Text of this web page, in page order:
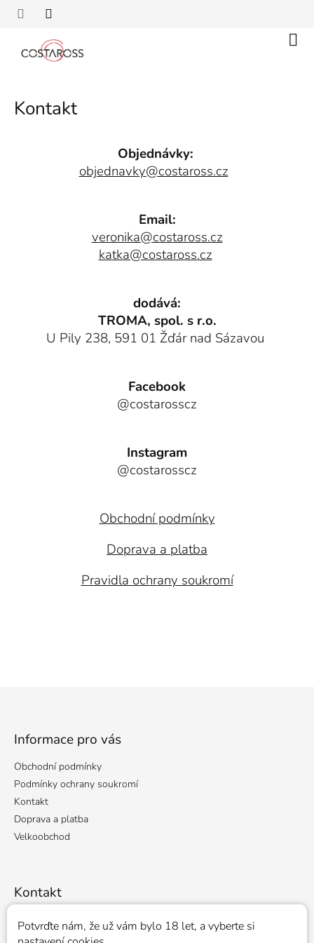
Potvrďte nám​​, že už vám bylo 18 let, a vyberte si
Přejít
Kontakt
Objednávky:
objednavky@costaross.cz
Email:
veronika@costaross.cz
katka@costaross.cz
dodává:
TROMA, spol. s r.o.
U Pily 238, 591 01 Žďár nad Sázavou
Facebook
@costarosscz
Instagram
@costarosscz
Obchodní podmínky
Doprava a platba
Pravidla ochrany soukromí
Informace pro vás
Obchodní podmínky
Podmínky ochrany soukromí
Kontakt
Doprava a platba
Velkoobchod
Kontakt
veronika@costaross.cz